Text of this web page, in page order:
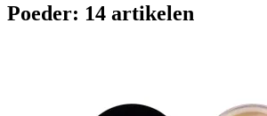
Poeder: 14 artikelen